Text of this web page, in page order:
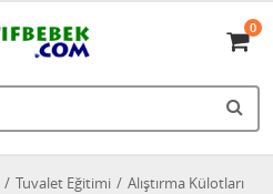
0
Tuvalet Eğitimi Alıştırma Külotları